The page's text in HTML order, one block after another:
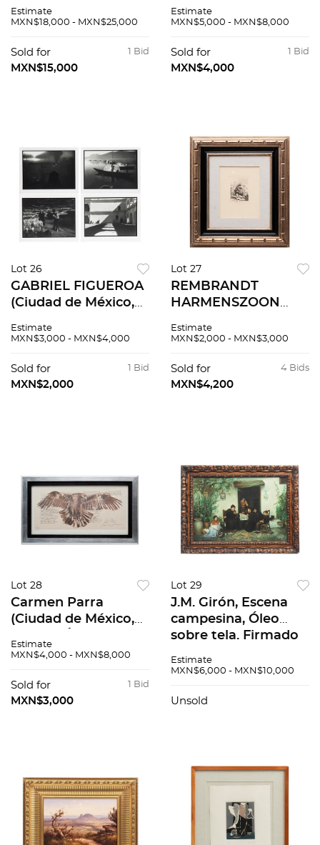
la Serie Popol Vuh,
aguafuerte y punta
seca, sobre papel
Estimate
MXN$18,000 - MXN$25,000
1 Bid
Sold for
MXN$15,000
de celulosa
cm
Estimate
MXN$5,000 - MXN$8,000
1 Bid
Sold for
MXN$4,000
Lot 26
GABRIEL FIGUEROA
(Ciudad de México,
México, 1997)
Figueroa Sin firmar
Fotoserigrafías Pzs 4
Estimate
MXN$3,000 - MXN$4,000
1 Bid
Sold for
MXN$2,000
Lot 27
REMBRANDT
HARMENSZOON
DE LOS
EUROPA, 1904
Grabado
Estimate
MXN$2,000 - MXN$3,000
4 Bids
Sold for
MXN$4,200
Lot 28
Carmen Parra
(Ciudad de México,
Reproducción,
268/300., 33 x 63 cm
Estimate
MXN$4,000 - MXN$8,000
1 Bid
Sold for
MXN$3,000
Lot 29
J.M. Girón, Escena
campesina, Óleo
sobre tela. Firmado
cm
Estimate
MXN$6,000 - MXN$10,000
Unsold